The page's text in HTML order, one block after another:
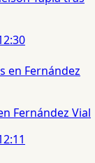
Fernández Vial